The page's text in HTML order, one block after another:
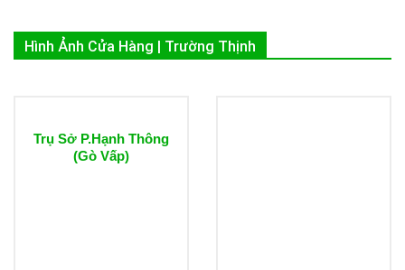
Hình Ảnh Cửa Hàng | Trường Thịnh
Trụ Sở P.Hạnh Thông
(Gò Vấp)